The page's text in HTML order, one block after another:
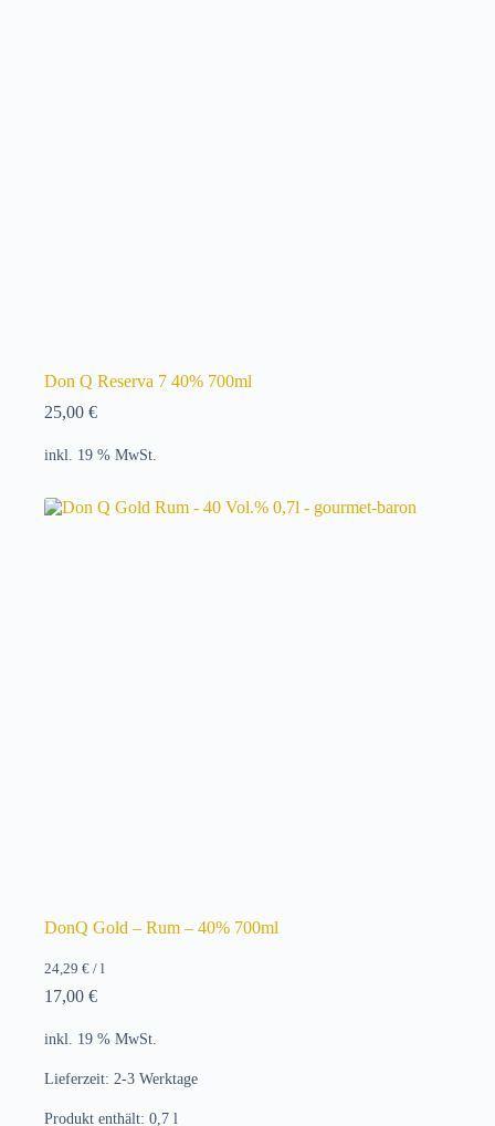
Don Q Reserva 7 40% 700ml
25,00 €
inkl. 19 % MwSt.
DonQ Gold – Rum – 40% 700ml
24,29 € / l
17,00 €
inkl. 19 % MwSt.
Lieferzeit: 2-3 Werktage
Produkt enthält: 0,7 l